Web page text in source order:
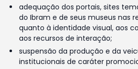
adequação dos portais, sites
do Ibram e de seus museus nas
quanto à identidade visual, aos
aos recursos de interação;
suspensão da produção e da
institucionais de caráter